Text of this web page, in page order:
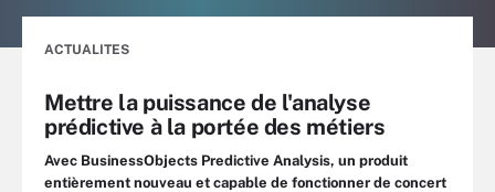
ACTUALITES
Mettre la puissance de l'analyse
prédictive à la portée des métiers
Avec BusinessObjects Predictive Analysis, un produit
entièrement nouveau et capable de fonctionner de concert